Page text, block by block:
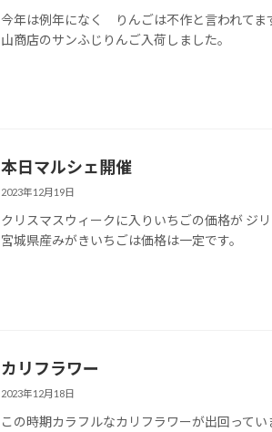
今年は例年になく りんごは不作と言われてま
山商店のサンふじりんご入荷しました。
本日マルシェ開催
2023年12月19日
クリスマスウィークに入りいちごの価格が ジリ
宮城県産みがきいちごは価格は一定です。
カリフラワー
2023年12月18日
この時期カラフルなカリフラワーが出回って